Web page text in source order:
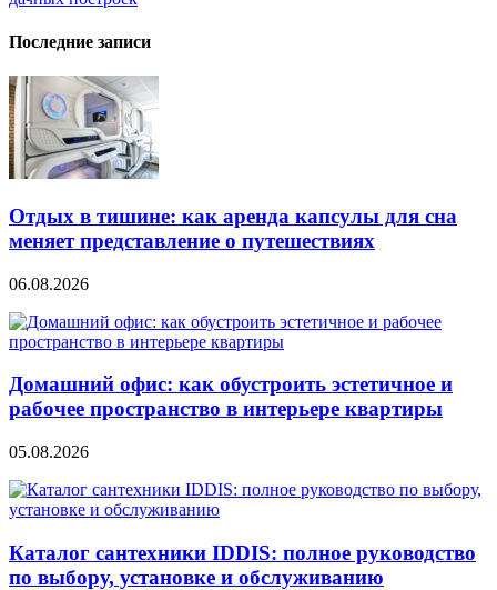
Последние записи
Отдых в тишине: как аренда капсулы для сна
меняет представление о путешествиях
06.08.2026
Домашний офис: как обустроить эстетичное и
рабочее пространство в интерьере квартиры
05.08.2026
Каталог сантехники IDDIS: полное руководство
по выбору, установке и обслуживанию